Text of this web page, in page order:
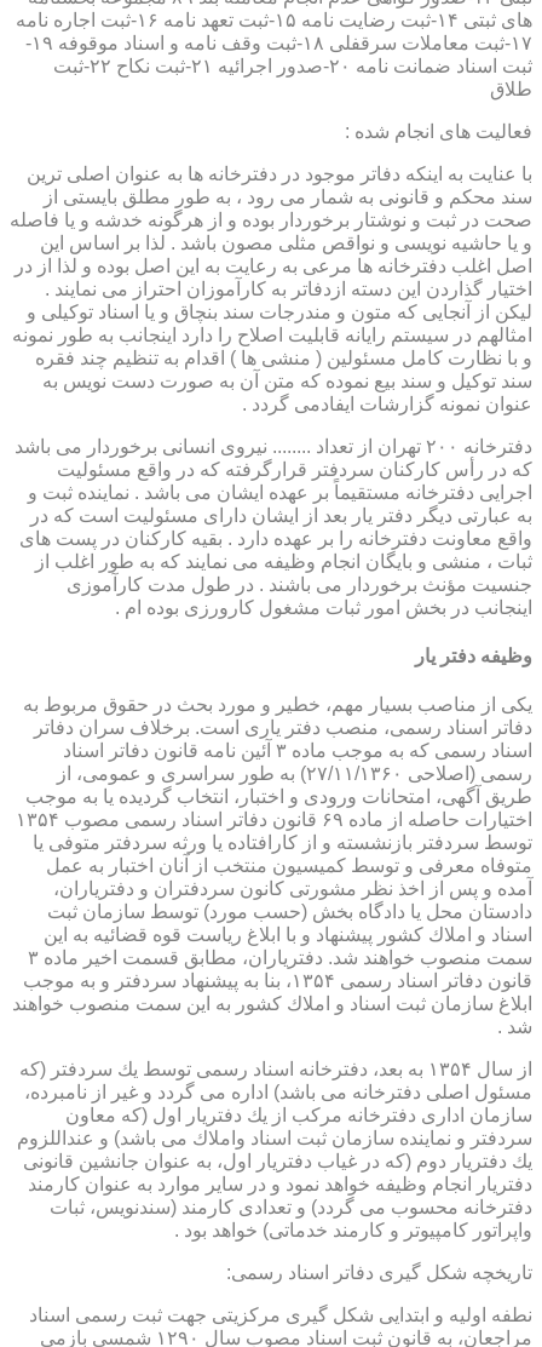
های ثبتی ۱۴-ثبت رضایت نامه ۱۵-ثبت تعهد نامه ۱۶-ثبت اجاره نامه
۱۷-ثبت معاملات سرقفلی ۱۸-ثبت وقف نامه و اسناد موقوفه ۱۹-
ثبت اسناد ضمانت نامه ۲۰-صدور اجرائیه ۲۱-ثبت نکاح ۲۲-ثبت
طلاق
فعالیت های انجام شده :
با عنایت به اینکه دفاتر موجود در دفترخانه ها به عنوان اصلی ترین
سند محکم و قانونی به شمار می رود ، به طور مطلق بایستی از
صحت در ثبت و نوشتار برخوردار بوده و از هرگونه خدشه و یا فاصله
و یا حاشیه نویسی و نواقص مثلی مصون باشد . لذا بر اساس این
اصل اغلب دفترخانه ها مرعی به رعایت به این اصل بوده و لذا از در
اختیار گذاردن این دسته ازدفاتر به کارآموزان احتراز می نمایند .
لیکن از آنجایی که متون و مندرجات سند بنچاق و یا اسناد توکیلی و
امثالهم در سیستم رایانه قابلیت اصلاح را دارد اینجانب به طور نمونه
و با نظارت کامل مسئولین ( منشی ها ) اقدام به تنظیم چند فقره
سند توکیل و سند بیع نموده که متن آن به صورت دست نویس به
عنوان نمونه گزارشات ایفادمی گردد .
دفترخانه ۲۰۰ تهران از تعداد ........ نیروی انسانی برخوردار می باشد
که در رأس کارکنان سردفتر قرارگرفته که در واقع مسئولیت
اجرایی دفترخانه مستقیماً بر عهده ایشان می باشد . نماینده ثبت و
به عبارتی دیگر دفتر یار بعد از ایشان دارای مسئولیت است که در
واقع معاونت دفترخانه را بر عهده دارد . بقیه کارکنان در پست های
ثبات ، منشی و بایگان انجام وظیفه می نمایند که به طور اغلب از
جنسیت مؤنث برخوردار می باشند . در طول مدت کارآموزی
اینجانب در بخش امور ثبات مشغول کارورزی بوده ام .
وظیفه دفتر یار
یكی از مناصب بسیار مهم، خطیر و مورد بحث در حقوق مربوط به
دفاتر اسناد رسمی، منصب دفتر یاری است. برخلاف سران دفاتر
اسناد رسمی كه به موجب ماده ۳ آئین نامه قانون دفاتر اسناد
رسمی (اصلاحی ۲۷/۱۱/۱۳۶۰) به طور سراسری و عمومی، از
طریق آگهی، امتحانات ورودی و اختبار، انتخاب گردیده یا به موجب
اختیارات حاصله از ماده ۶۹ قانون دفاتر اسناد رسمی مصوب ۱۳۵۴
توسط سردفتر بازنشسته و از كارافتاده یا ورثه سردفتر متوفی یا
متوفاه معرفی و توسط كمیسیون منتخب از آنان اختبار به عمل
آمده و پس از اخذ نظر مشورتی كانون سردفتران و دفتریاران،
دادستان محل یا دادگاه بخش (حسب مورد) توسط سازمان ثبت
اسناد و املاك كشور پیشنهاد و با ابلاغ ریاست قوه قضائیه به این
سمت منصوب خواهند شد. دفتریاران، مطابق قسمت اخیر ماده ۳
قانون دفاتر اسناد رسمی ۱۳۵۴، بنا به پیشنهاد سردفتر و به موجب
ابلاغ سازمان ثبت اسناد و املاك كشور به این سمت منصوب خواهند
شد .
از سال ۱۳۵۴ به بعد، دفترخانه اسناد رسمی توسط یك سردفتر (كه
مسئول اصلی دفترخانه می باشد) اداره می گردد و غیر از نامبرده،
سازمان اداری دفترخانه مركب از یك دفتریار اول (كه معاون
سردفتر و نماینده سازمان ثبت اسناد واملاك می باشد) و عنداللزوم
یك دفتریار دوم (كه در غیاب دفتریار اول، به عنوان جانشین قانونی
دفتریار انجام وظیفه خواهد نمود و در سایر موارد به عنوان كارمند
دفترخانه محسوب می گردد) و تعدادی كارمند (سندنویس، ثبات
واپراتور كامپیوتر و كارمند خدماتی) خواهد بود .
تاریخچه شكل گیری دفاتر اسناد رسمی:
نطفه اولیه و ابتدایی شكل گیری مركزیتی جهت ثبت رسمی اسناد
مراجعان، به قانون ثبت اسناد مصوب سال ۱۲۹۰ شمسی بازمی